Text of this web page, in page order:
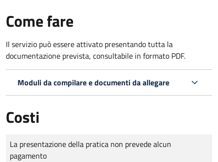
Come fare
Il servizio può essere attivato presentando tutta la
documentazione prevista, consultabile in formato PDF.
Moduli da compilare e documenti da allegare
Costi
Tipo di pagamento
Importo
La presentazione della pratica non prevede alcun
pagamento